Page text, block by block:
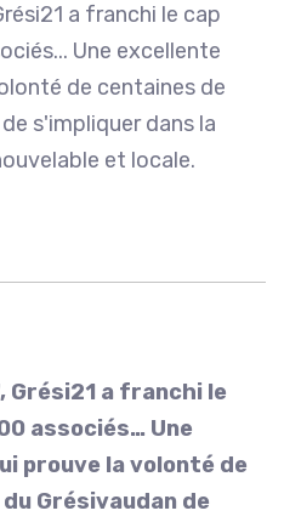
a franchi le cap
Une excellente
de centaines de
s'impliquer dans la
et locale.
Grési21 a franchi le
associés… Une
prouve la volonté de
Grésivaudan de